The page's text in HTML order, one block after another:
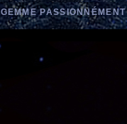
GEMME PASSIONNÉMENT